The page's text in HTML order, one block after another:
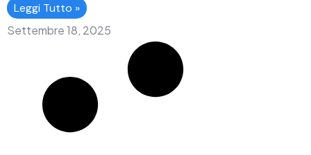
Leggi Tutto »
Settembre 18, 2025